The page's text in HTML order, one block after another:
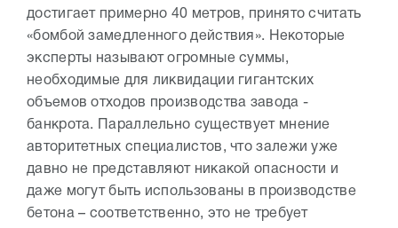
достигает примерно 40 метров, принято считать
«бомбой замедленного действия». Некоторые
эксперты называют огромные суммы,
необходимые для ликвидации гигантских
объемов отходов производства завода -
банкрота. Параллельно существует мнение
авторитетных специалистов, что залежи уже
давно не представляют никакой опасности и
даже могут быть использованы в производстве
бетона – соответственно, это не требует